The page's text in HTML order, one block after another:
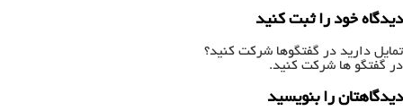
دیدگاه خود را ثبت کنید
تمایل دارید در گفتگوها شرکت کنید؟
در گفتگو ها شرکت کنید.
دیدگاهتان را بنویسید